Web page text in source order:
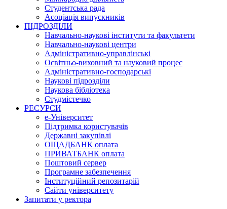
Студентська рада
Асоціація випускників
ПІДРОЗДІЛИ
Навчально-наукові інститути та факультети
Навчально-наукові центри
Адміністративно-управлінські
Освітньо-виховний та науковий процес
Адміністративно-господарські
Наукові підрозділи
Наукова бібліотека
Студмістечко
РЕСУРСИ
е-Університет
Підтримка користувачів
Державні закупівлі
ОЩАДБАНК оплата
ПРИВАТБАНК оплата
Поштовий сервер
Програмне забезпечення
Інституційний репозитарій
Сайти університету
Запитати у ректора